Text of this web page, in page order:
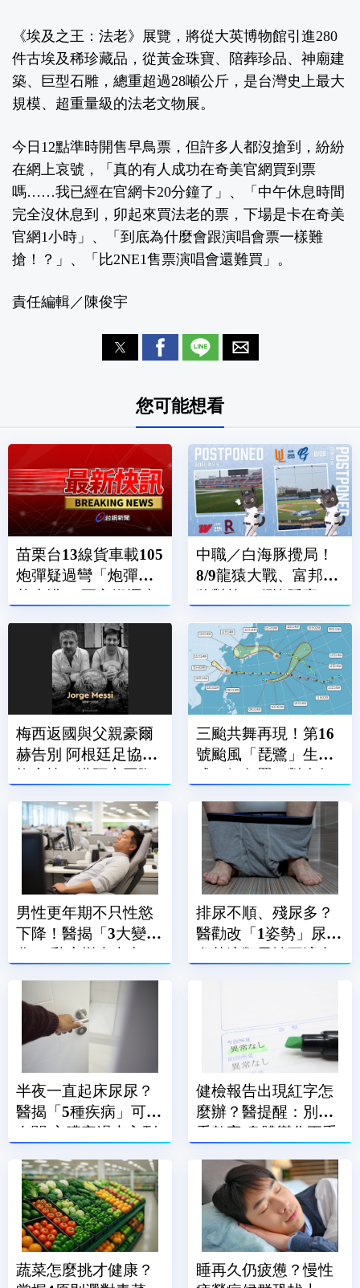
《埃及之王：法老》展覽，將從大英博物館引進280
件古埃及稀珍藏品，從黃金珠寶、陪葬珍品、神廟建
築、巨型石雕，總重超過28噸公斤，是台灣史上最大
規模、超重量級的法老文物展。
今日12點準時開售早鳥票，但許多人都沒搶到，紛紛
在網上哀號，「真的有人成功在奇美官網買到票
嗎……我已經在官網卡20分鐘了」、「中午休息時間
完全沒休息到，卯起來買法老的票，下場是卡在奇美
官網1小時」、「到底為什麼會跟演唱會票一樣難
搶！？」、「比2NE1售票演唱會還難買」。
責任編輯／陳俊宇
您可能想看
苗栗台13線貨車載105
炮彈疑過彎「炮彈滾
中職／白海豚攪局！
8/9龍猿大戰、富邦悍
梅西返國與父親豪爾
赫告別 阿根廷足協降
旗哀悼、邁阿密國際
三颱共舞再現！第16
號颱風「琵鷺」生
成 氣象署：對台無
男性更年期不只性慾
下降！醫揭「3大變
化」 乳房變大也中了
排尿不順、殘尿多？
醫勸改「1姿勢」尿尿
尤其這類男性更適合
半夜一直起床尿尿？
醫揭「5種疾病」可能
有關 心臟衰竭也入列
健檢報告出現紅字怎
麼辦？醫提醒：別只
看數字 身體變化更重
蔬菜怎麼挑才健康？
睡再久仍疲憊？慢性